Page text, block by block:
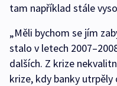
tam například stále
„Měli bychom se jím
stalo v letech
dalších. Z krize
krize, kdy banky